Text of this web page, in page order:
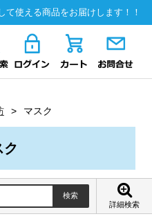
使える商品をお届けします！！
マスク
ク
詳細検索